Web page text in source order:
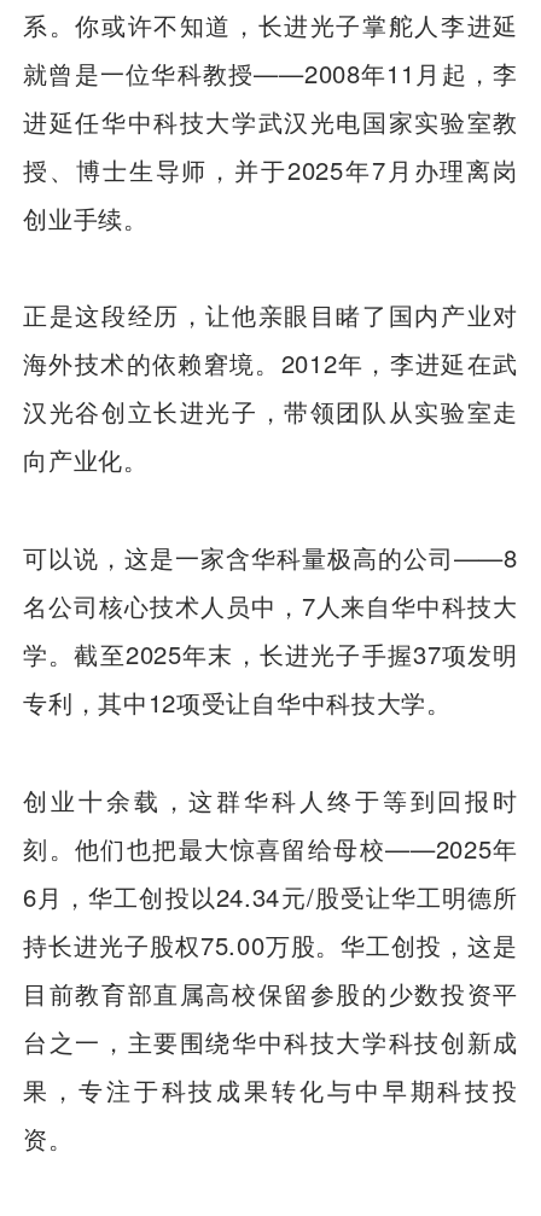
系。你或许不知道，长进光子掌舵人李进延
就曾是一位华科教授——2008年11月起，李
进延任华中科技大学武汉光电国家实验室教
授、博士生导师，并于2025年7月办理离岗
创业手续。
正是这段经历，让他亲眼目睹了国内产业对
海外技术的依赖窘境。2012年，李进延在武
汉光谷创立长进光子，带领团队从实验室走
向产业化。
可以说，这是一家含华科量极高的公司——8
名公司核心技术人员中，7人来自华中科技大
学。截至2025年末，长进光子手握37项发明
专利，其中12项受让自华中科技大学。
创业十余载，这群华科人终于等到回报时
刻。他们也把最大惊喜留给母校——2025年
6月，华工创投以24.34元/股受让华工明德所
持长进光子股权75.00万股。华工创投，这是
目前教育部直属高校保留参股的少数投资平
台之一，主要围绕华中科技大学科技创新成
果，专注于科技成果转化与中早期科技投
资。